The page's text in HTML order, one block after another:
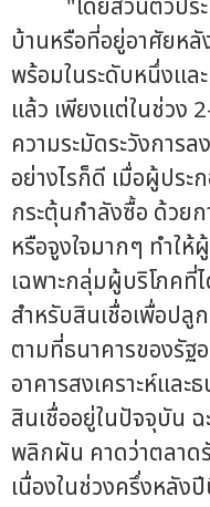
"โดยส่วนตัวประเ
บ้านหรือที่อยู่อาศัยห
พร้อมในระดับหนึ่งแล
แล้ว เพียงแต่ในช่วง
ความระมัดระวังการ
อย่างไรก็ดี เมื่อผู้ประ
กระตุ้นกำลังซื้อ ด้วย
หรือจูงใจมากๆ ทำให้
เฉพาะกลุ่มผู้บริโภคที่
สำหรับสินเชื่อเพื่อปลู
ตามที่ธนาคารของรัฐ
อาคารสงเคราะห์แล
สินเชื่ออยู่ในปัจจุบัน
พลิกผัน คาดว่าตลาด
เนื่องในช่วงครึ่งหลั